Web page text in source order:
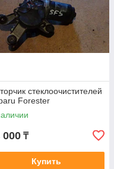
стеклоочистителей
Forester
000 ₸
Купить